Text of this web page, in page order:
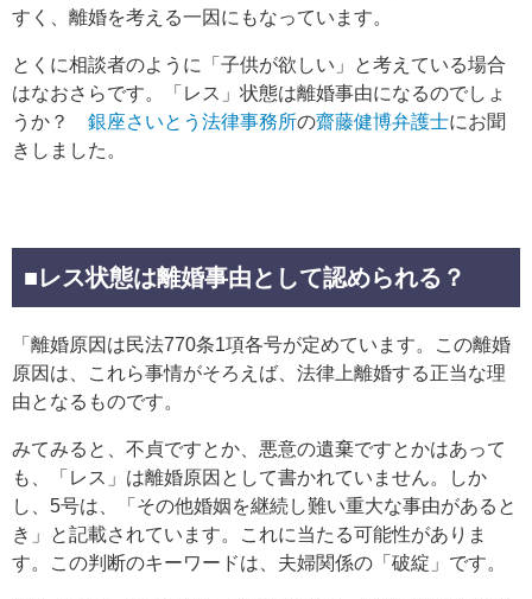
すく、離婚を考える一因にもなっています。
とくに相談者のように「子供が欲しい」と考えている場合
はなおさらです。「レス」状態は離婚事由になるのでしょ
うか？ 銀座さいとう法律事務所の齋藤健博弁護士にお聞
きしました。
■レス状態は離婚事由として認められる？
「離婚原因は民法770条1項各号が定めています。この離婚
原因は、これら事情がそろえば、法律上離婚する正当な理
由となるものです。
みてみると、不貞ですとか、悪意の遺棄ですとかはあって
も、「レス」は離婚原因として書かれていません。しか
し、5号は、「その他婚姻を継続し難い重大な事由があると
き」と記載されています。これに当たる可能性がありま
す。この判断のキーワードは、夫婦関係の「破綻」です。